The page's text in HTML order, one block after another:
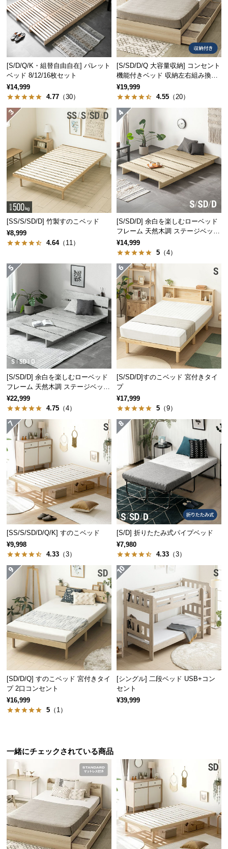
中
型
商
品
配
送
に
つ
い
型
商
品
の
配
つ
て
梱
設
置
サ
ー
ビ
ス
に
い
搬
入
路
に
つ
い
て
返
品・
キ
ン
セ
ル
に
つ
い
保
証
に
て
会
員
規
約
に
つ
い
製造国
天然のい草が香る畳ベッド
い草の自然な色彩や心地よい香りに癒される畳ベッ
ド。お部屋にさりげなく和を取り入れることができ
ます。
美しい木目調のデザイン
ベッドフレームには優しい風合いの木目を施し、現
代の生活にも取り入れやすいデザインに仕上げまし
た。
断熱・防音性に優れた中材
ベッドの中材には、断熱と防音性に優れた素材を使
用。夏は涼しく冬は温かいベッドに適した仕様で
す。
畳は取り外しができて衛生的
畳は軽量なので簡単に取り外しが可能。陰干しなど
のお手入れができて衛生的にお使いいただけます。
[S/D/Q/K・組替自由自在] パレット
ベッド 8/12/16枚セット
¥14,999
4.77 （30）
[S/SD/D/Q 大容量収納] コンセント
機能付きベッド 収納左右組み換え
可能
¥19,999
4.55 （20）
[SS/S/SD/D] 竹製すのこベッド
¥8,999
4.64（11）
[S/SD/D] 余白を楽しむローベッド
フレーム 天然木調 ステージベッド
ロボット掃除機対応
¥14,999
5 （4）
[S/SD/D] 余白を楽しむローベッド
フレーム 天然木調 ステージベッド
2口コンセントタイプ
¥22,999
4.75 （4）
[S/SD/D]すのこベッド 宮付きタイ
プ
¥17,999
5 （9）
[SS/S/SD/D/Q/K] すのこベッド
¥9,998
4.33 （3）
[S/D] 折りたたみ式パイプベッド
¥7,980
4.33 （3）
[SD/D/Q] すのこベッド 宮付きタイ
プ 2口コンセント
¥16,999
5 （1）
[シングル] 二段ベッド USB+コン
セント
¥39,999
一緒にチェックされている商品